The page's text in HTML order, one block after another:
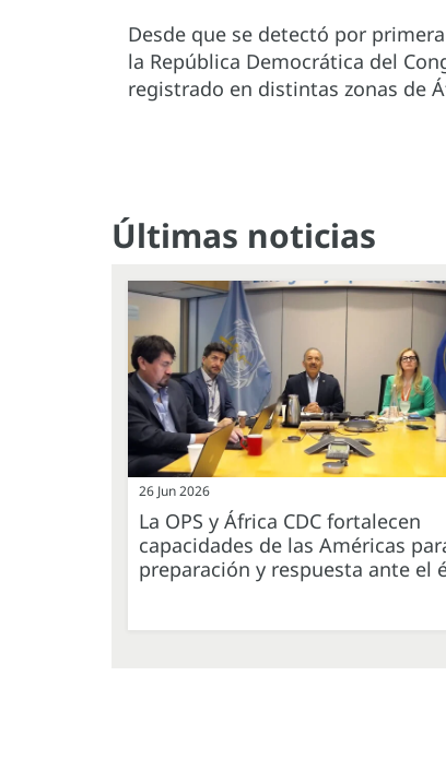
Desde que se detectó por
la República Democrática del
registrado en distintas zonas de
Últimas noticias
26 Jun 2026
La OPS y África CDC fortalecen
capacidades de las Américas
preparación y respuesta ante el